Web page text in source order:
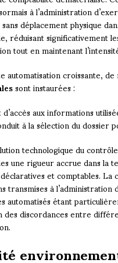
à l’administration
déplacement physique
réduisant significativement
tout en maintenant
automatisation croissante,
sont instaurées :
aux informations
à la sélection du dossier
technologique du
une rigueur accrue dans la
et comptables. La
transmises à
automatisés étant
discordances entre